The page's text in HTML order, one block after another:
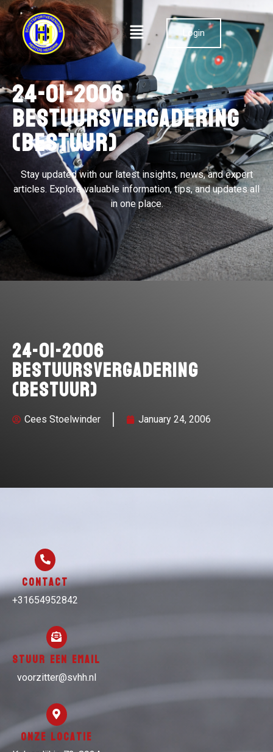
Login
24-01-2006
Bestuursvergadering
(bestuur)
Stay updated with our latest insights, news, and expert
articles. Explore valuable information, tips, and updates all
in one place.
24-01-2006
Bestuursvergadering
(bestuur)
Cees Stoelwinder January 24, 2006
Contact
+31654952842
Stuur een email
voorzitter@svhh.nl
Onze locatie